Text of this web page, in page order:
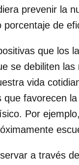
prevenir la
de
que los
se debiliten
vida
que favorecen
Por
a través